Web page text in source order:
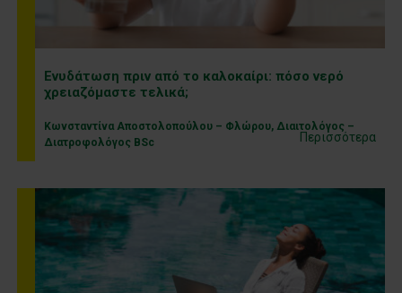
Ενυδάτωση πριν από το καλοκαίρι: πόσο νερό
χρειαζόμαστε τελικά;
Κωνσταντίνα Αποστολοπούλου – Φλώρου, Διαιτολόγος –
Διατροφολόγος BSc
Περισσότερα